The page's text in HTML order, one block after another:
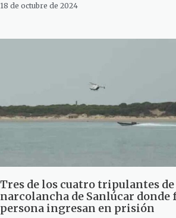
18 de octubre de 2024
Tres de los cuatro tripulantes
narcolancha de Sanlúcar donde
persona ingresan en prisión